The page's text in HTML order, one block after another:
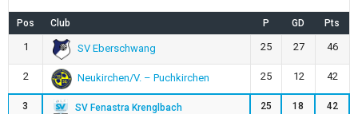
Pos Club P GD Pts
1 SV Eberschwang 25 27 46
2 Neukirchen/V. – Puchkirchen 25 12 42
3 SV Fenastra Krenglbach 25 18 42